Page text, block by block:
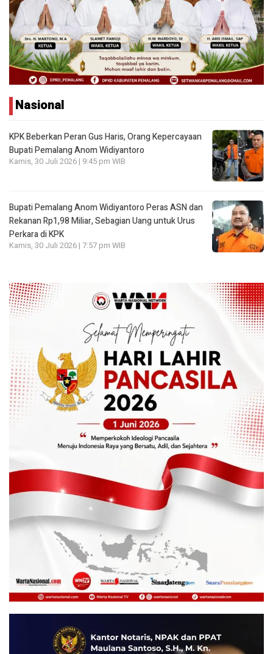
Nasional
KPK Beberkan Peran Gus Haris, Orang Kepercayaan
Bupati Pemalang Anom Widiyantoro
Kamis, 30 Juli 2026 | 9:45 pm WIB
Bupati Pemalang Anom Widiyantoro Peras ASN dan
Rekanan Rp1,98 Miliar, Sebagian Uang untuk Urus
Perkara di KPK
Kamis, 30 Juli 2026 | 7:57 pm WIB